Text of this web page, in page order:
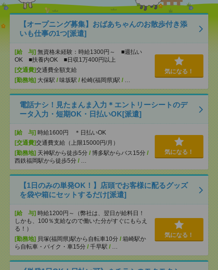
【オープニング募集】おばあちゃんのお散歩付き添
いも仕事の1つ[派遣]
[給 与] 無資格未経験：時給1300円～ ■週払い
OK ■扶養内OK ■日収1万400円以上
[交通費]交通費全額支給
[勤務地] 大保駅 / 味坂駅 / 松崎(福岡県)駅 / …
気になる！
電話ナシ！見たまんま入力＊エントリーシートのデ
ータ入力・短期OK・日払いOK[派遣]
[給 与] 時給1600円 ＊日払いOK
[交通費]交通費支給（上限15000円/月）
[勤務地] 天神駅から徒歩5分 / 博多駅からバス15分 /
西鉄福岡駅から徒歩5分 / …
気になる！
【1日のみの単発OK！】店頭でお客様に配るグッズ
を袋や箱にセットするだけ[派遣]
[給 与] 時給1200円～（弊社は、翌日が給料日！
しかも、100％支給なので働いた分がすぐにもらえ
る！）
[勤務地] 貝塚(福岡県)駅から自転車10分 / 箱崎駅か
ら自転車・バイク・車15分 / 千早駅 / …
気になる！